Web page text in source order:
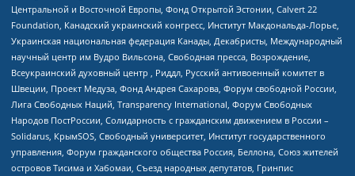
Центральной и Восточной Европы, Фонд Открытой Эстонии, Calvert 22
Foundation, Канадский украинский конгресс, Институт Макдональда-Лорье,
Украинская национальная федерация Канады, Декабристы, Международный
научный центр им Вудро Вильсона, Свободная пресса, Возрождение,
Всеукраинский духовный центр , Риддл, Русский антивоенный комитет в
Швеции, Проект Медуза, Фонд Андрея Сахарова, Форум свободной России,
Лига Свободных Наций, Transparеncy International, Форум Свободных
Народов ПостРоссии, Солидарность с гражданским движением в России –
Solidarus, КрымSOS, Свободный университет, Институт государственного
управления, Форум гражданского общества Россия, Беллона, Союз жителей
островов Тисима и Хабомаи, Съезд народных депутатов, Гринпис